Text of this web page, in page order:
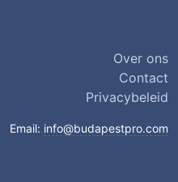
Over ons
Contact
Privacybeleid
Email: info@budapestpro.com